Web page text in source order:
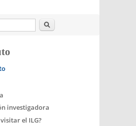
Buscar
investigadora
el ILG?